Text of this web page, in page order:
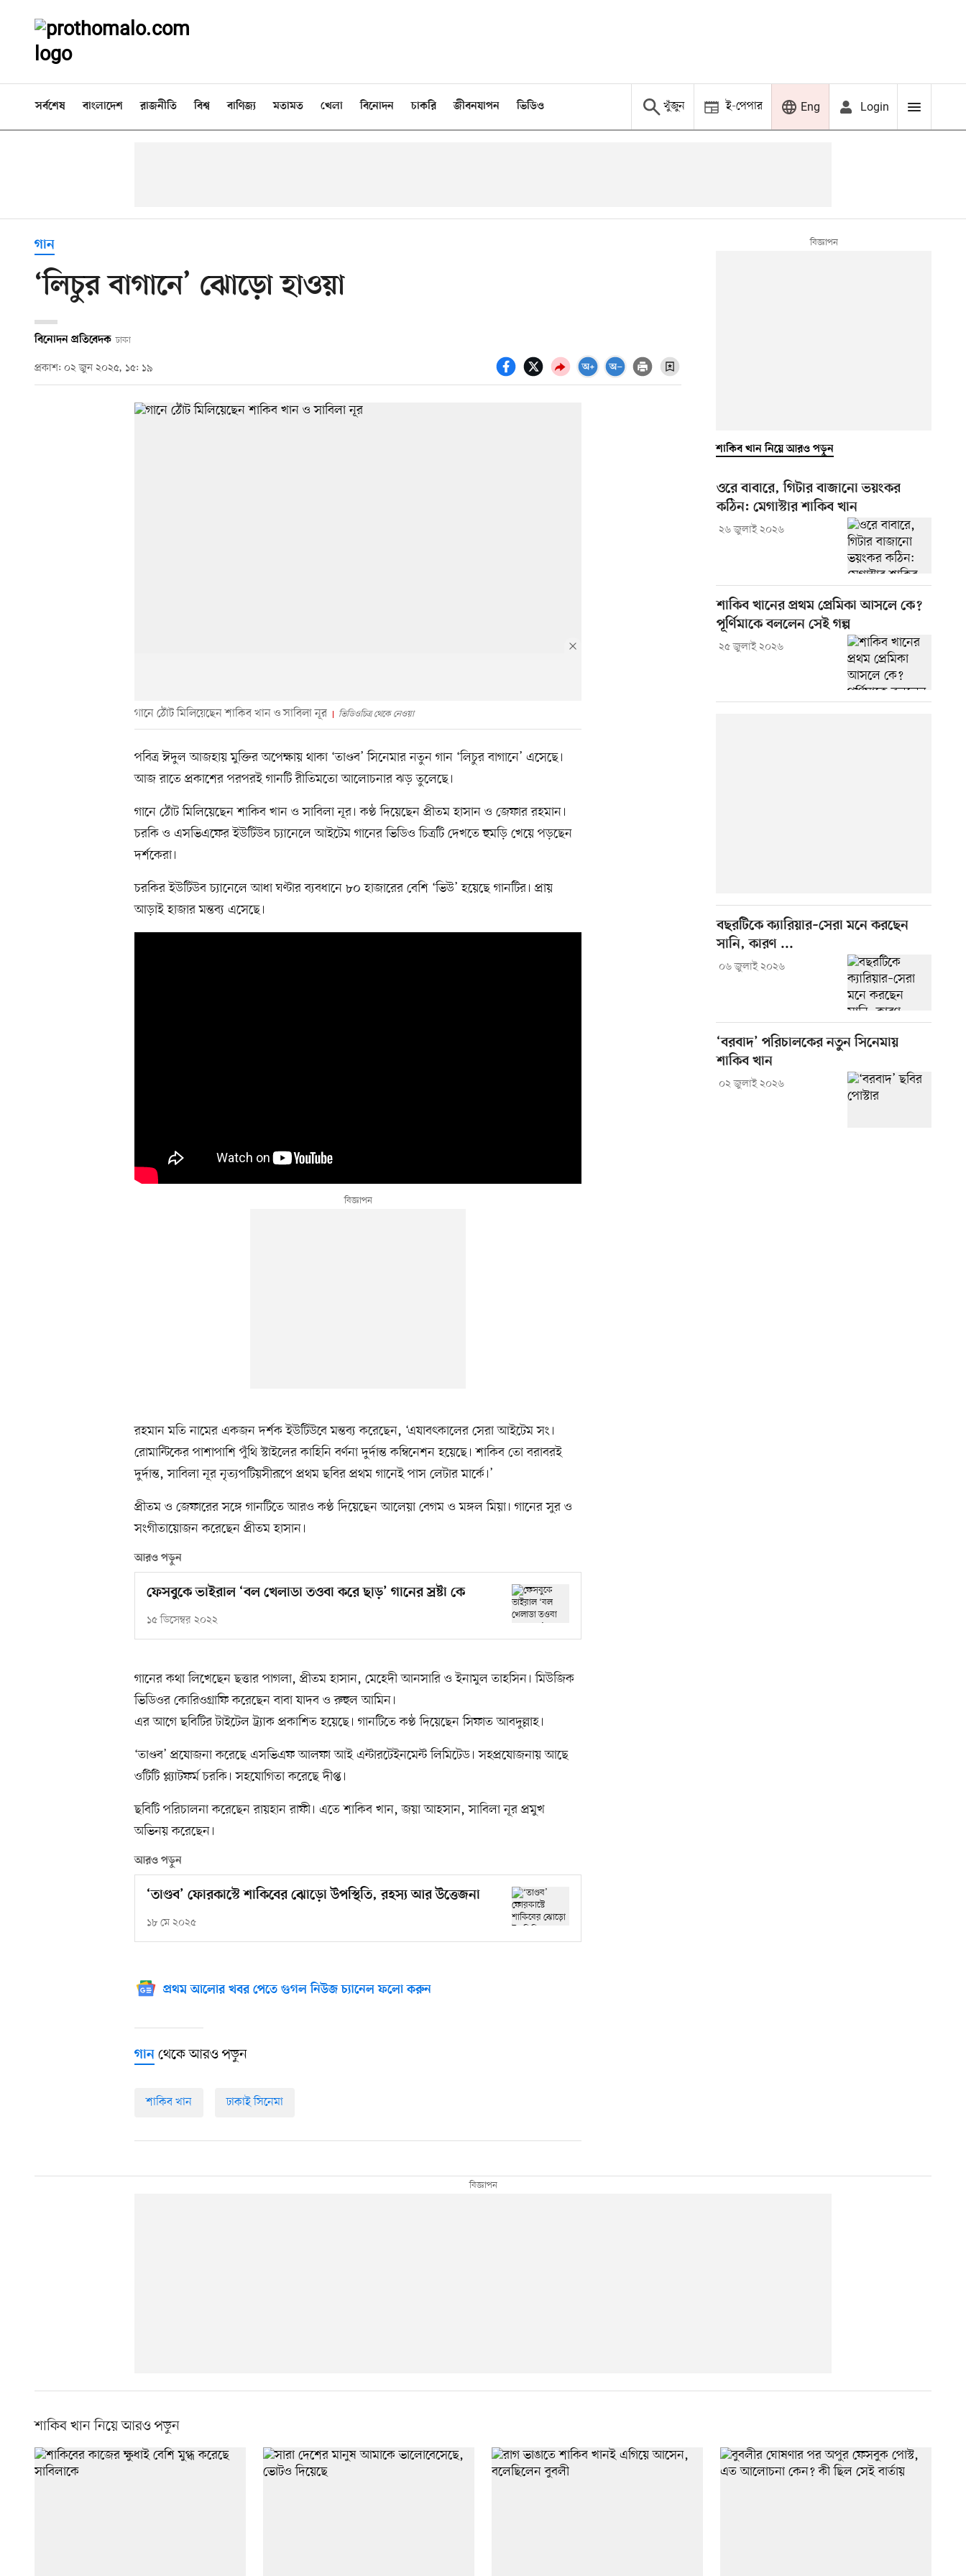
সর্বশেষ বাংলাদেশ রাজনীতি বিশ্ব বাণিজ্য মতামত খেলা বিনোদন চাকরি জীবনযাপন ভিডিও খুঁজুন ই-পেপার Eng Login
গান
‘লিচুর বাগানে’ ঝোড়ো হাওয়া
বিনোদন প্রতিবেদক ঢাকা
প্রকাশ: ০২ জুন ২০২৫, ১৫: ১৯
গানে ঠোঁট মিলিয়েছেন শাকিব খান ও সাবিলা নূর ভিডিওচিত্র থেকে নেওয়া
পবিত্র ঈদুল আজহায় মুক্তির অপেক্ষায় থাকা ‘তাণ্ডব’ সিনেমার নতুন গান ‘লিচুর বাগানে’ এসেছে।
আজ রাতে প্রকাশের পরপরই গানটি রীতিমতো আলোচনার ঝড় তুলেছে।
গানে ঠোঁট মিলিয়েছেন শাকিব খান ও সাবিলা নূর। কণ্ঠ দিয়েছেন প্রীতম হাসান ও জেফার রহমান।
চরকি ও এসভিএফের ইউটিউব চ্যানেলে আইটেম গানের ভিডিও চিত্রটি দেখতে হুমড়ি খেয়ে পড়ছেন
দর্শকেরা।
চরকির ইউটিউব চ্যানেলে আধা ঘণ্টার ব্যবধানে ৮০ হাজারের বেশি ‘ভিউ’ হয়েছে গানটির। প্রায়
আড়াই হাজার মন্তব্য এসেছে।
রহমান মতি নামের একজন দর্শক ইউটিউবে মন্তব্য করেছেন, ‘এযাবৎকালের সেরা আইটেম সং।
রোমান্টিকের পাশাপাশি পুঁথি স্টাইলের কাহিনি বর্ণনা দুর্দান্ত কম্বিনেশন হয়েছে। শাকিব তো বরাবরই
দুর্দান্ত, সাবিলা নূর নৃত্যপটিয়সীরূপে প্রথম ছবির প্রথম গানেই পাস লেটার মার্কে।’
প্রীতম ও জেফারের সঙ্গে গানটিতে আরও কণ্ঠ দিয়েছেন আলেয়া বেগম ও মঙ্গল মিয়া। গানের সুর ও
সংগীতায়োজন করেছেন প্রীতম হাসান।
আরও পড়ুন
ফেসবুকে ভাইরাল ‘বল খেলাডা তওবা করে ছাড়’ গানের স্রষ্টা কে
১৫ ডিসেম্বর ২০২২
গানের কথা লিখেছেন ছত্তার পাগলা, প্রীতম হাসান, মেহেদী আনসারি ও ইনামুল তাহসিন। মিউজিক
ভিডিওর কোরিওগ্রাফি করেছেন বাবা যাদব ও রুহুল আমিন।
এর আগে ছবিটির টাইটেল ট্র্যাক প্রকাশিত হয়েছে। গানটিতে কণ্ঠ দিয়েছেন সিফাত আবদুল্লাহ।
‘তাণ্ডব’ প্রযোজনা করেছে এসভিএফ আলফা আই এন্টারটেইনমেন্ট লিমিটেড। সহপ্রযোজনায় আছে
ওটিটি প্ল্যাটফর্ম চরকি। সহযোগিতা করেছে দীপ্ত।
ছবিটি পরিচালনা করেছেন রায়হান রাফী। এতে শাকিব খান, জয়া আহসান, সাবিলা নূর প্রমুখ
অভিনয় করেছেন।
আরও পড়ুন
‘তাণ্ডব’ ফোরকাস্টে শাকিবের ঝোড়ো উপস্থিতি, রহস্য আর উত্তেজনা
১৮ মে ২০২৫
প্রথম আলোর খবর পেতে গুগল নিউজ চ্যানেল ফলো করুন
গান থেকে আরও পড়ুন
শাকিব খান ঢাকাই সিনেমা
শাকিব খান নিয়ে আরও পড়ুন
ওরে বাবারে, গিটার বাজানো ভয়ংকর
কঠিন: মেগাস্টার শাকিব খান
২৬ জুলাই ২০২৬
শাকিব খানের প্রথম প্রেমিকা আসলে কে?
পূর্ণিমাকে বললেন সেই গল্প
২৫ জুলাই ২০২৬
বছরটিকে ক্যারিয়ার–সেরা মনে করছেন
সানি, কারণ ...
০৬ জুলাই ২০২৬
‘বরবাদ’ পরিচালকের নতুন সিনেমায়
শাকিব খান
০২ জুলাই ২০২৬
শাকিব খান নিয়ে আরও পড়ুন